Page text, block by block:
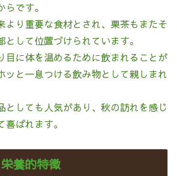
です。
より重要な食材とされ、栗茶もまたそ
として位置づけられています。
目に体を温めるために飲まれることが
ッと一息つける飲み物として親しまれ
としても人気があり、秋の訪れを感じ
ばれます。
養的特徴